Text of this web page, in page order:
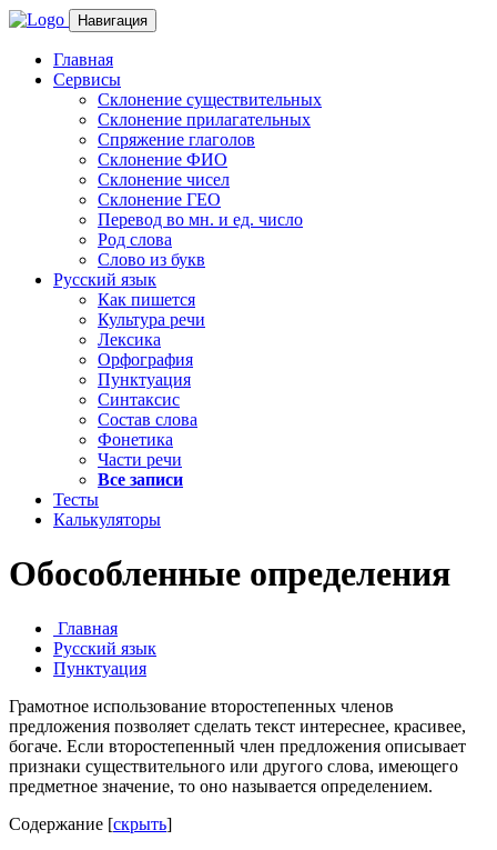
Навигация
Главная
Сервисы
Склонение существительных
Склонение прилагательных
Спряжение глаголов
Склонение ФИО
Склонение чисел
Склонение ГЕО
Перевод во мн. и ед. число
Род слова
Слово из букв
Русский язык
Как пишется
Культура речи
Лексика
Орфография
Пунктуация
Синтаксис
Состав слова
Фонетика
Части речи
Все записи
Тесты
Калькуляторы
Обособленные определения
Главная
Русский язык
Пунктуация
Грамотное использование второстепенных членов
предложения позволяет сделать текст интереснее, красивее,
богаче. Если второстепенный член предложения описывает
признаки существительного или другого слова, имеющего
предметное значение, то оно называется определением.
Содержание [скрыть]